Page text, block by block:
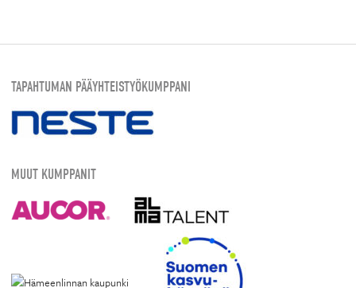
TAPAHTUMAN PÄÄYHTEISTYÖKUMPPANI
MUUT KUMPPANIT